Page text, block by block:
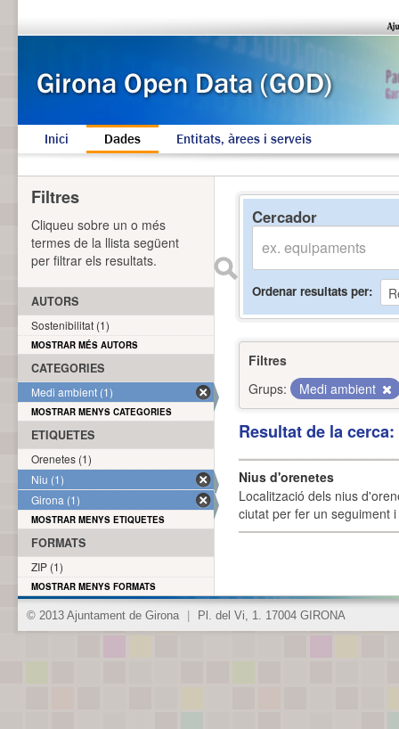
Inici Dades Entitats, àrees i serveis
Cercador
Ordenar resultats per
Filtres
Grups:
Medi ambient
Resultat de la
Nius d'orenetes
Localització dels nius
ciutat per fer un seguiment
Filtres
Cliqueu sobre un o més
termes de la llista següent
per filtrar els resultats.
AUTORS
Sostenibilitat (1)
MOSTRAR MÉS AUTORS
CATEGORIES
Medi ambient (1)
MOSTRAR MENYS CATEGORIES
ETIQUETES
Orenetes (1)
Niu (1)
Girona (1)
MOSTRAR MENYS ETIQUETES
FORMATS
ZIP (1)
MOSTRAR MENYS FORMATS
© 2013 Ajuntament de Girona Pl. del Vi, 1. 17004 GIRONA